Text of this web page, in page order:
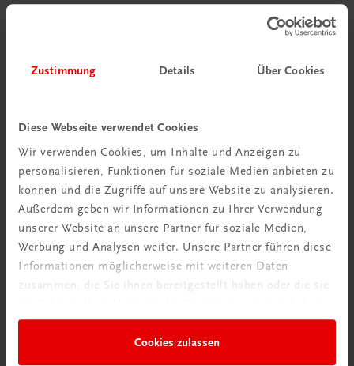
Zustimmung Details Über Cookies
Diese Webseite verwendet Cookies
Wir verwenden Cookies, um Inhalte und Anzeigen zu
personalisieren, Funktionen für soziale Medien anbieten zu
können und die Zugriffe auf unsere Website zu analysieren.
Außerdem geben wir Informationen zu Ihrer Verwendung
unserer Website an unsere Partner für soziale Medien,
Werbung und Analysen weiter. Unsere Partner führen diese
Informationen möglicherweise mit weiteren Daten
zusammen, die Sie ihnen bereitgestellt haben oder die sie
Cookies zulassen
Sachbuch
Gschmackig durchs Jahr